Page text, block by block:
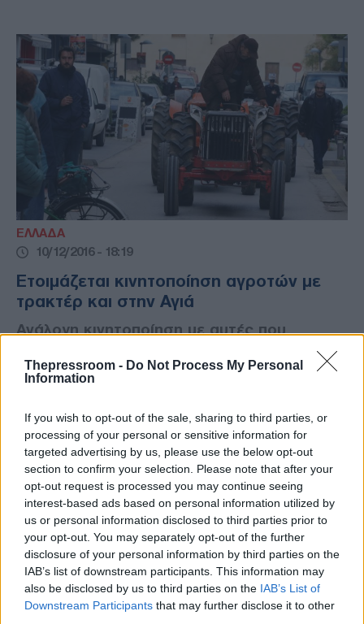
Thepressroom - Do Not Process My Personal
Information
If you wish to opt-out of the sale, sharing to third parties, or
processing of your personal or sensitive information for
targeted advertising by us, please use the below opt-out
section to confirm your selection. Please note that after your
opt-out request is processed you may continue seeing
interest-based ads based on personal information utilized by
us or personal information disclosed to third parties prior to
your opt-out. You may separately opt-out of the further
disclosure of your personal information by third parties on the
IAB’s list of downstream participants. This information may
also be disclosed by us to third parties on the IAB’s List of
Downstream Participants that may further disclose it to other
ΕΛΛΑΔΑ
10/12/2016 - 18:19
Ετοιμάζεται κινητοποίηση αγροτών με
τρακτέρ και στην Αγιά
Ανάλογη κινητοποίηση με αυτές που
Τύρναβο προγραμματίζουν οι αγρότες της
Λάρισας